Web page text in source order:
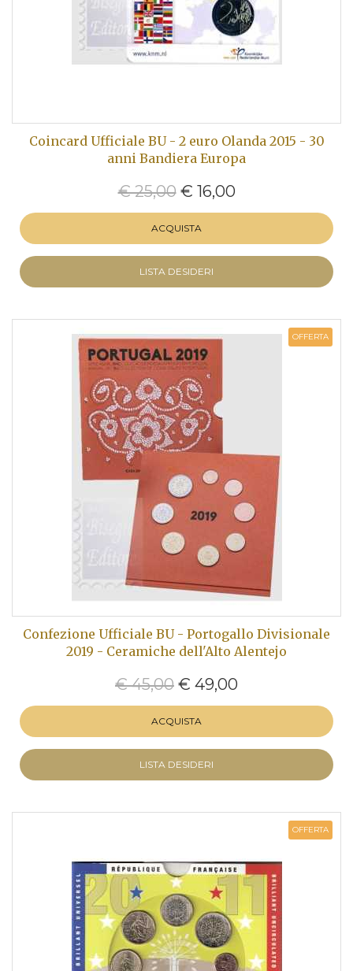
Coincard Ufficiale BU - 2 euro Olanda 2015 - 30
anni Bandiera Europa
€ 25,00€ 16,00
ACQUISTA
LISTA DESIDERI
OFFERTA
Confezione Ufficiale BU - Portogallo Divisionale
2019 - Ceramiche dell'Alto Alentejo
€ 45,00 € 49,00
ACQUISTA
LISTA DESIDERI
OFFERTA